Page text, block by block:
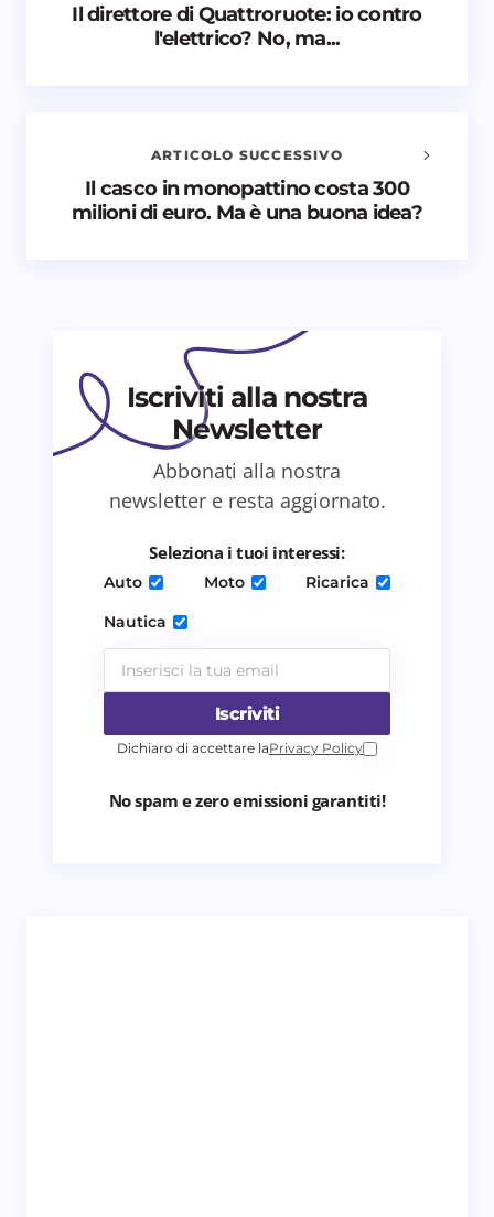
Salva il mio nome e email in questo browser
per il prossimo commento.
Avvisami quando vengono aggiunti nuovi
Invia commento
Il direttore di Quattroruote: io contro
l'elettrico? No, ma...
ARTICOLO SUCCESSIVO
Il casco in monopattino costa 300
milioni di euro. Ma è una buona idea?
Iscriviti alla nostra
Newsletter
Abbonati alla nostra
newsletter e resta aggiornato.
Seleziona i tuoi interessi:
Auto Moto
Ricarica
Nautica
Iscriviti
Dichiaro di accettare laPrivacy Policy
No spam e zero emissioni garantiti!